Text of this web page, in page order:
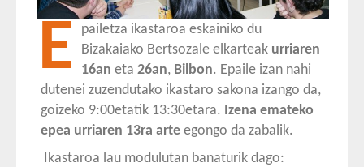
E
pailetza ikastaroa eskainiko du
Bizakaiako Bertsozale elkarteak urriaren
16an eta 26an, Bilbon. Epaile izan nahi
dutenei zuzendutako ikastaro sakona izango da,
goizeko 9:00etatik 13:30etara. Izena emateko
epea urriaren 13ra arte egongo da zabalik.
Ikastaroa lau modulutan banaturik dago: